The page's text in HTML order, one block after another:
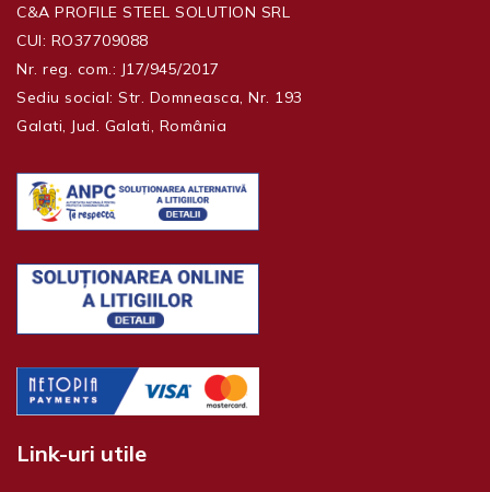
C&A PROFILE STEEL SOLUTION SRL
CUI: RO37709088
Nr. reg. com.: J17/945/2017
Sediu social: Str. Domneasca, Nr. 193
Galati, Jud. Galati, România
Link-uri utile